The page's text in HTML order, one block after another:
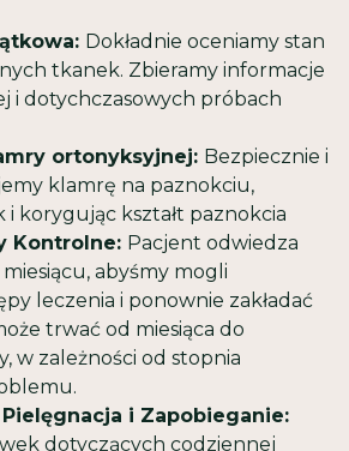
Dokładnie oceniamy stan
tkanek. Zbieramy informacje
i dotychczasowych próbach
ortonyksyjnej: Bezpiecznie i
klamrę na paznokciu,
i korygując kształt paznokcia
Kontrolne: Pacjent odwiedza
abyśmy mogli
leczenia i ponownie zakładać
trwać od miesiąca do
w zależności od stopnia
i Zapobieganie:
dotyczących codziennej